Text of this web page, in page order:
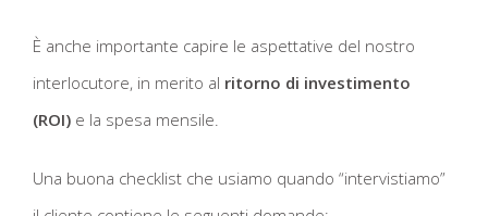
È anche importante capire le aspettative del nostro
interlocutore, in merito al ritorno di investimento
(ROI) e la spesa mensile.
Una buona checklist che usiamo quando “intervistiamo”